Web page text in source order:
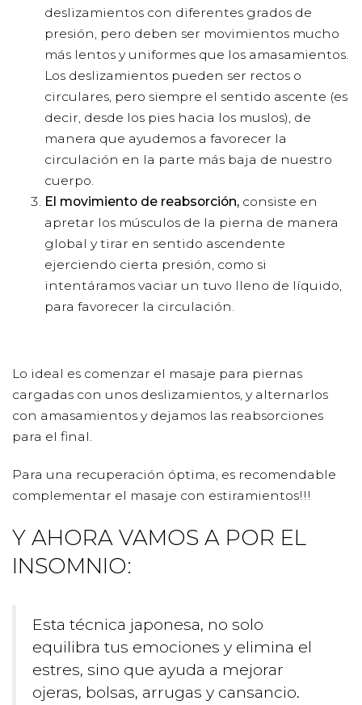
deslizamientos con diferentes grados de
presión, pero deben ser movimientos mucho
más lentos y uniformes que los amasamientos.
Los deslizamientos pueden ser rectos o
circulares, pero siempre el sentido ascente (es
decir, desde los pies hacia los muslos), de
manera que ayudemos a favorecer la
circulación en la parte más baja de nuestro
cuerpo.
El movimiento de reabsorción, consiste en
apretar los músculos de la pierna de manera
global y tirar en sentido ascendente
ejerciendo cierta presión, como si
intentáramos vaciar un tuvo lleno de líquido,
para favorecer la circulación.
Lo ideal es comenzar el masaje para piernas
cargadas con unos deslizamientos, y alternarlos
con amasamientos y dejamos las reabsorciones
para el final.
Para una recuperación óptima, es recomendable
complementar el masaje con estiramientos!!!
Y AHORA VAMOS A POR EL
INSOMNIO:
Esta técnica japonesa, no solo
equilibra tus emociones y elimina el
estres, sino que ayuda a mejorar
ojeras, bolsas, arrugas y cansancio.